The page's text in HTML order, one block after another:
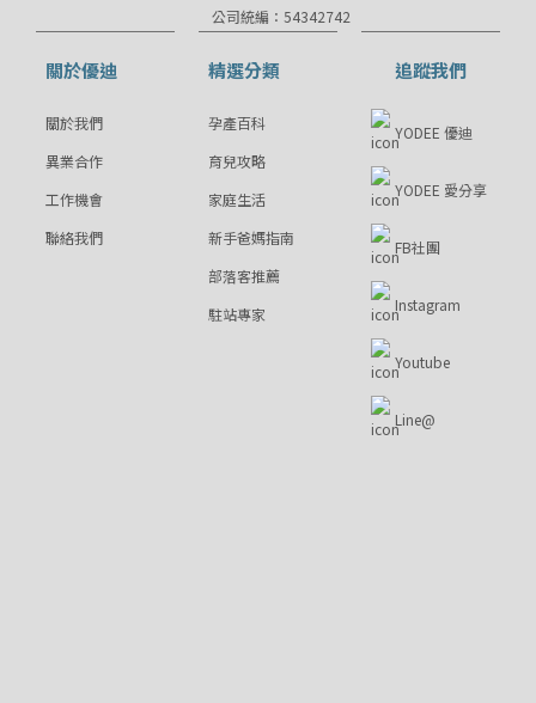
公司統編：54342742
關於優迪
關於我們
異業合作
工作機會
聯絡我們
精選分類
孕產百科
育兒攻略
家庭生活
新手爸媽指南
部落客推薦
駐站專家
追蹤我們
YODEE 優迪
YODEE 愛分享
FB社團
Instagram
Youtube
Line@